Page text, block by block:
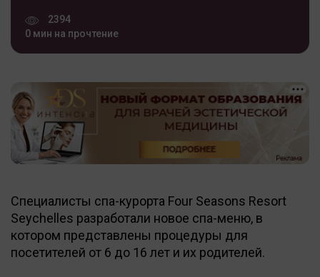
2394
0 мин на прочтение
Специалисты спа-курорта Four Seasons Resort
Seychelles разработали новое спа-меню, в
котором представлены процедуры для
посетителей от 6 до 16 лет и их родителей.